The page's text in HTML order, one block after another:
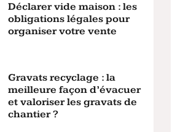
Déclarer vide maison : les
obligations légales pour
organiser votre vente
Gravats recyclage : la
meilleure façon d’évacuer
et valoriser les gravats de
chantier ?